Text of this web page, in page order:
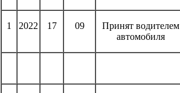
1 2022 17 09
Принят водителем
автомобиля